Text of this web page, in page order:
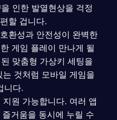
인한 발열현상을 걱정
할 겁니다.
환성과 안전성이 완벽한
게임 플레이 만나게 될
맞춤형 가상키 세팅을
것처럼 모바일 게임을
니다.
원 가능합니다. 여러 앱
거움을 동시에 누릴 수